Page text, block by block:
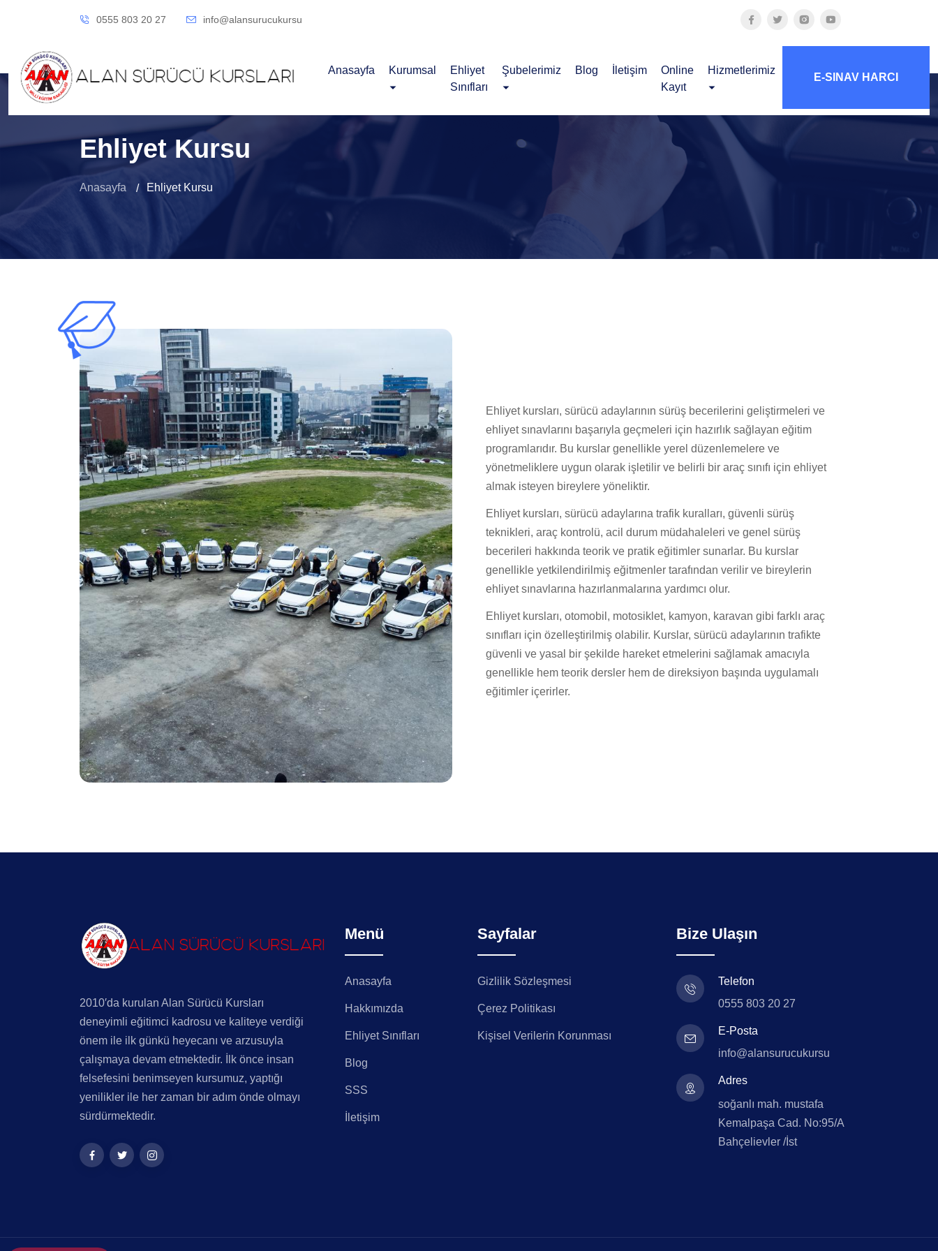
0555 803 20 27 info@alansurucukursu
Anasayfa Kurumsal
Ehliyet
Sınıfları
Şubelerimiz Blog İletişim
Online
Kayıt
Hizmetlerimiz
E-SINAV HARCI
Ehliyet Kursu
Anasayfa Ehliyet Kursu
Ehliyet kursları, sürücü adaylarının sürüş becerilerini geliştirmeleri ve
ehliyet sınavlarını başarıyla geçmeleri için hazırlık sağlayan eğitim
programlarıdır. Bu kurslar genellikle yerel düzenlemelere ve
yönetmeliklere uygun olarak işletilir ve belirli bir araç sınıfı için ehliyet
almak isteyen bireylere yöneliktir.
Ehliyet kursları, sürücü adaylarına trafik kuralları, güvenli sürüş
teknikleri, araç kontrolü, acil durum müdahaleleri ve genel sürüş
becerileri hakkında teorik ve pratik eğitimler sunarlar. Bu kurslar
genellikle yetkilendirilmiş eğitmenler tarafından verilir ve bireylerin
ehliyet sınavlarına hazırlanmalarına yardımcı olur.
Ehliyet kursları, otomobil, motosiklet, kamyon, karavan gibi farklı araç
sınıfları için özelleştirilmiş olabilir. Kurslar, sürücü adaylarının trafikte
güvenli ve yasal bir şekilde hareket etmelerini sağlamak amacıyla
genellikle hem teorik dersler hem de direksiyon başında uygulamalı
eğitimler içerirler.
2010′da kurulan Alan Sürücü Kursları
deneyimli eğitimci kadrosu ve kaliteye verdiği
önem ile ilk günkü heyecanı ve arzusuyla
çalışmaya devam etmektedir. İlk önce insan
felsefesini benimseyen kursumuz, yaptığı
yenilikler ile her zaman bir adım önde olmayı
sürdürmektedir.
Menü
Anasayfa
Hakkımızda
Ehliyet Sınıfları
Blog
SSS
İletişim
Sayfalar
Gizlilik Sözleşmesi
Çerez Politikası
Kişisel Verilerin Korunması
Bize Ulaşın
Telefon
0555 803 20 27
E-Posta
info@alansurucukursu
Adres
soğanlı mah. mustafa
Kemalpaşa Cad. No:95/A
Bahçelievler /İst